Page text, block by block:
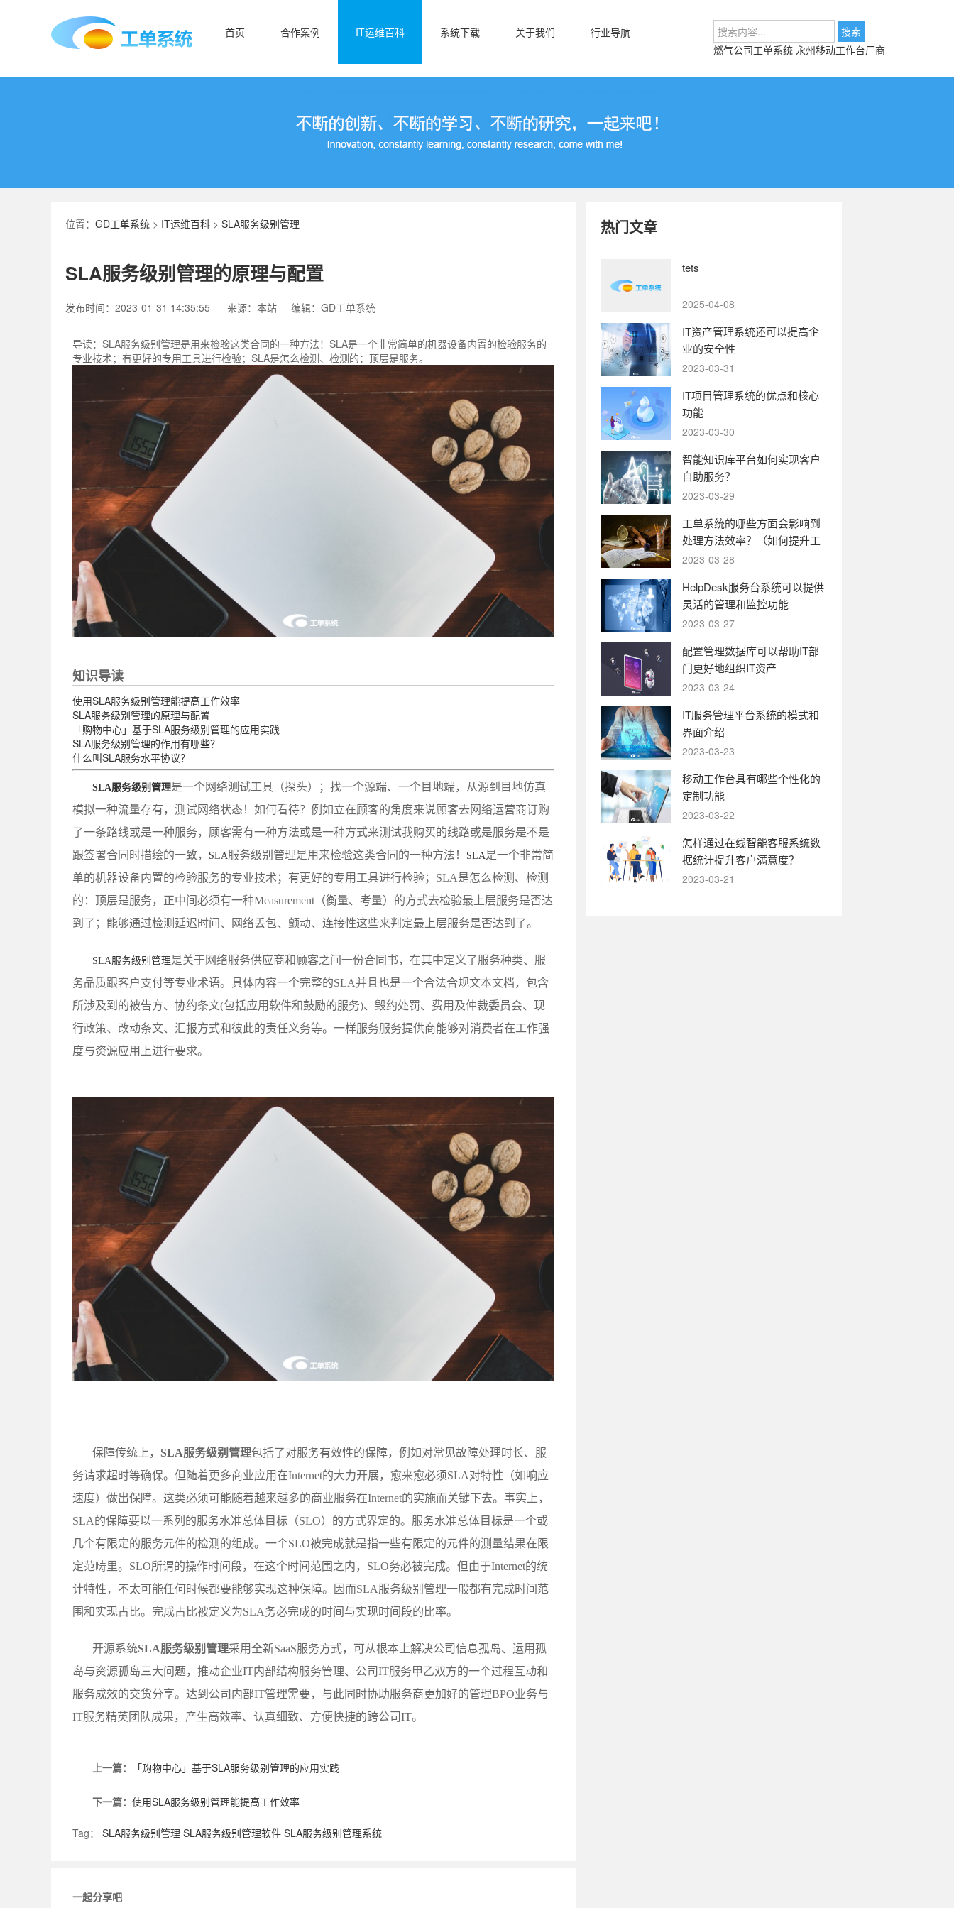
首页 合作案例 IT运维百科 系统下载 关于我们
行业导航
燃气公司工单系统 永州移动工作台厂商
位置： GD工单系统 > IT运维百科 > SLA服务级别管理
SLA服务级别管理的原理与配置
发布时间：2023-01-31 14:35:55 来源：本站 编辑：GD工单系统
导读： SLA服务级别管理是用来检验这类合同的一种方法！SLA是一个非常简单的机器设备内置的检验服务的
专业技术；有更好的专用工具进行检验；SLA是怎么检测、检测的：顶层是服务。
知识导读
使用SLA服务级别管理能提高工作效率
SLA服务级别管理的原理与配置
「购物中心」基于SLA服务级别管理的应用实践
SLA服务级别管理的作用有哪些？
什么叫SLA服务水平协议？
SLA服务级别管理是一个网络测试工具（探头）；找一个源端、一个目地端，从源到目地仿真
模拟一种流量存有，测试网络状态！如何看待？例如立在顾客的角度来说顾客去网络运营商订购
了一条路线或是一种服务，顾客需有一种方法或是一种方式来测试我购买的线路或是服务是不是
跟签署合同时描绘的一致，
SLA服务级别管理是用来检验这类合同的一种方法！ SLA是一个非常简
单的机器设备内置的检验服务的专业技术；有更好的专用工具进行检验；SLA是怎么检测、检测
的：顶层是服务，正中间必须有一种Measurement（衡量、考量）的方式去检验最上层服务是否达
到了；能够通过检测延迟时间、网络丢包、颤动、连接性这些来判定最上层服务是否达到了。
SLA服务级别管理是关于网络服务供应商和顾客之间一份合同书，在其中定义了服务种类、服
务品质跟客户支付等专业术语。具体内容一个完整的SLA并且也是一个合法合规文本文档，包含
所涉及到的被告方、协约条文(包括应用软件和鼓励的服务)、毁约处罚、费用及仲裁委员会、现
行政策、改动条文、汇报方式和彼此的责任义务等。一样服务服务提供商能够对消费者在工作强
度与资源应用上进行要求。
保障传统上， SLA服务级别管理包括了对服务有效性的保障，例如对常见故障处理时长、服
务请求超时等确保。但随着更多商业应用在Internet的大力开展，愈来愈必须SLA对特性（如响应
速度）做出保障。这类必须可能随着越来越多的商业服务在Internet的实施而关键下去。事实上，
SLA的保障要以一系列的服务水准总体目标（SLO）的方式界定的。服务水准总体目标是一个或
几个有限定的服务元件的检测的组成。一个SLO被完成就是指一些有限定的元件的测量结果在限
定范畴里。SLO所谓的操作时间段，在这个时间范围之内，SLO务必被完成。但由于Internet的统
计特性，不太可能任何时候都要能够实现这种保障。因而SLA服务级别管理一般都有完成时间范
围和实现占比。完成占比被定义为SLA务必完成的时间与实现时间段的比率。
开源系统SLA服务级别管理采用全新SaaS服务方式，可从根本上解决公司信息孤岛、运用孤
岛与资源孤岛三大问题，推动企业IT内部结构服务管理、公司IT服务甲乙双方的一个过程互动和
服务成效的交货分享。达到公司内部IT管理需要，与此同时协助服务商更加好的管理BPO业务与
IT服务精英团队成果，产生高效率、认真细致、方便快捷的跨公司IT。
上一篇： 「购物中心」基于SLA服务级别管理的应用实践
下一篇： 使用SLA服务级别管理能提高工作效率
Tag： SLA服务级别管理 SLA服务级别管理软件 SLA服务级别管理系统
一起分享吧
热门文章
tets
2025-04-08
IT资产管理系统还可以提高企
业的安全性
2023-03-31
IT项目管理系统的优点和核心
功能
2023-03-30
智能知识库平台如何实现客户
自助服务？
2023-03-29
工单系统的哪些方面会影响到
处理方法效率？（如何提升工
单系统的运转效率）
2023-03-28
HelpDesk服务台系统可以提供
灵活的管理和监控功能
2023-03-27
配置管理数据库可以帮助IT部
门更好地组织IT资产
2023-03-24
IT服务管理平台系统的模式和
界面介绍
2023-03-23
移动工作台具有哪些个性化的
定制功能
2023-03-22
怎样通过在线智能客服系统数
据统计提升客户满意度？
2023-03-21